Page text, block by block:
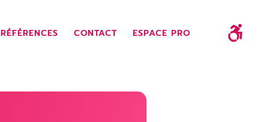
RÉFÉRENCES CONTACT ESPACE PRO